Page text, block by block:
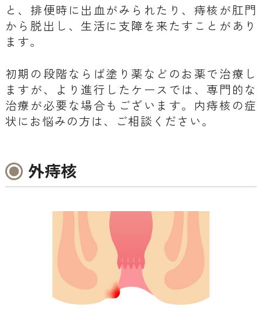
と、排便時に出血がみられたり、痔核が肛門
から脱出し、生活に支障を来たすことがあり
ます。
初期の段階ならば塗り薬などのお薬で治療し
ますが、より進行したケースでは、専門的な
治療が必要な場合もございます。内痔核の症
状にお悩みの方は、ご相談ください。
外痔核